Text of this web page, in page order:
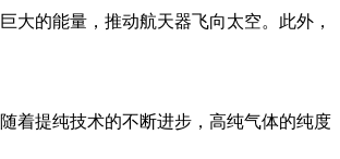
的能量，推动航天器飞向太空。此外，
着提纯技术的不断进步，高纯气体的纯度